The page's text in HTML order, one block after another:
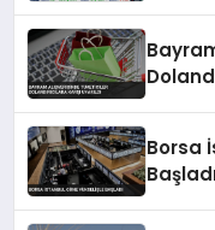
Borsa